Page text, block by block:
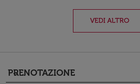
VEDI ALTRO
PRENOTAZIONE
keyboard_arrow_down